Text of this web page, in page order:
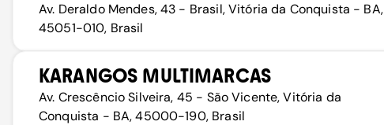
Av. Deraldo Mendes, 43 - Brasil, Vitória da Conquista - BA,
45051-010, Brasil
KARANGOS MULTIMARCAS
Av. Crescêncio Silveira, 45 - São Vicente, Vitória da
Conquista - BA, 45000-190, Brasil